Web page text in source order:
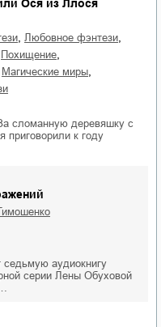
Ося из Ллося
любовное фэнтези
похищение
магические миры
сломанную деревяшку с
приговорили к году
седьмую аудиокнигу
серии Лены Обуховой